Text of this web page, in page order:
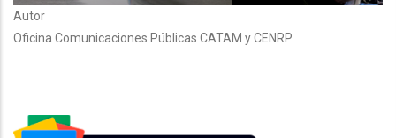
Autor
Oficina Comunicaciones Públicas CATAM y CENRP